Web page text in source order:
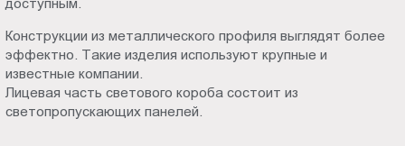
Конструкции из металлического профиля выглядят более
эффектно. Такие изделия используют крупные и
известные компании.
Лицевая часть светового короба состоит из
светопропускающих панелей.